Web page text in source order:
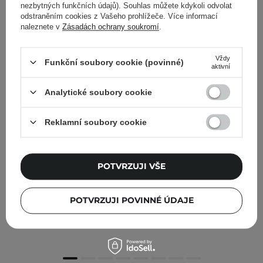
Arencia - Holy Hyssop Serum 12 - Rozjasňující a
hydratační sérum na obličej - 30 ml
nezbytných funkčních údajů). Souhlas můžete kdykoli odvolat
odstraněním cookies z Vašeho prohlížeče. Více informací
naleznete v Zásadách ochrany soukromí
Funkční soubory cookie (povinné)
Vždy
aktivní
Analytické soubory cookie
Reklamní soubory cookie
POTVRZUJI POVINNÉ ÚDAJE
POTVRZUJI VŠE